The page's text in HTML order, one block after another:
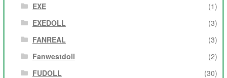
EXE
(1)
EXEDOLL
(3)
FANREAL
(3)
Fanwestdoll
(2)
FUDOLL
(30)